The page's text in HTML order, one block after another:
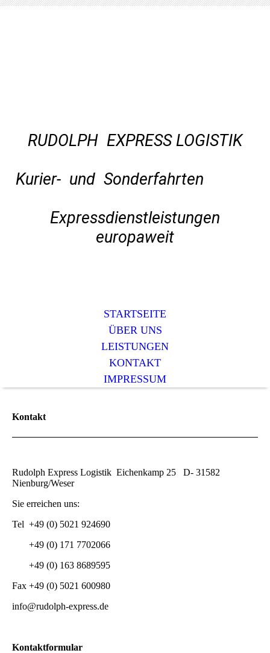
RUDOLPH EXPRESS LOGISTIK
Kurier- und Sonderfahrten
Expressdienstleistungen
europaweit
STARTSEITE
ÜBER UNS
LEISTUNGEN
KONTAKT
IMPRESSUM
Kontakt
Rudolph Express Logistik Eichenkamp 25 D- 31582
Nienburg/Weser
Sie erreichen uns:
Tel +49 (0) 5021 924690
+49 (0) 171 7702066
+49 (0) 163 8689595
Fax +49 (0) 5021 600980
info@rudolph-express.de
Kontaktformular